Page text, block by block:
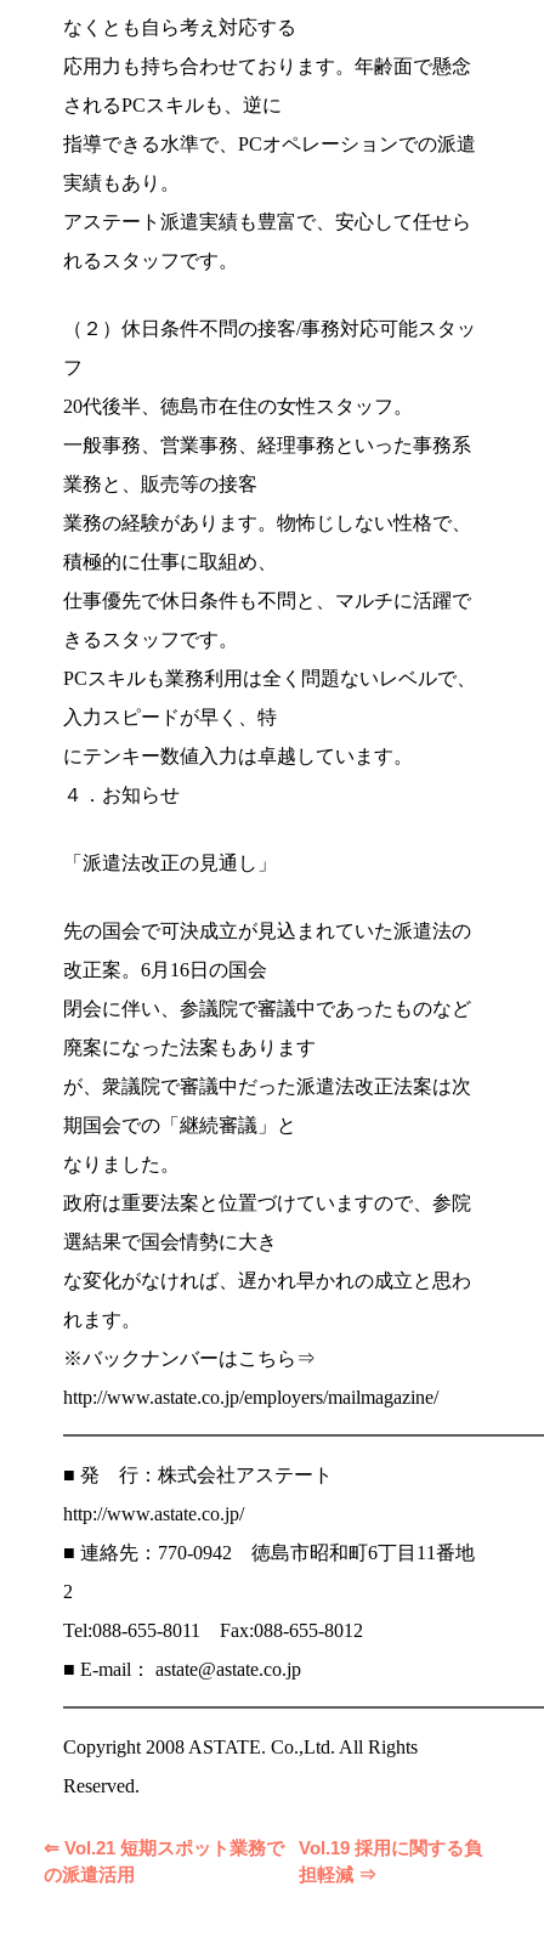
なくとも自ら考え対応する
応用力も持ち合わせております。年齢面で懸念
されるPCスキルも、逆に
指導できる水準で、PCオペレーションでの派遣
実績もあり。
アステート派遣実績も豊富で、安心して任せら
れるスタッフです。
（２）休日条件不問の接客/事務対応可能スタッ
フ
20代後半、徳島市在住の女性スタッフ。
一般事務、営業事務、経理事務といった事務系
業務と、販売等の接客
業務の経験があります。物怖じしない性格で、
積極的に仕事に取組め、
仕事優先で休日条件も不問と、マルチに活躍で
きるスタッフです。
PCスキルも業務利用は全く問題ないレベルで、
入力スピードが早く、特
にテンキー数値入力は卓越しています。
４．お知らせ
「派遣法改正の見通し」
先の国会で可決成立が見込まれていた派遣法の
改正案。6月16日の国会
閉会に伴い、参議院で審議中であったものなど
廃案になった法案もあります
が、衆議院で審議中だった派遣法改正法案は次
期国会での「継続審議」と
なりました。
政府は重要法案と位置づけていますので、参院
選結果で国会情勢に大き
な変化がなければ、遅かれ早かれの成立と思わ
れます。
※バックナンバーはこちら⇒
http://www.astate.co.jp/employers/mailmagazine/
■ 発 行：株式会社アステート
http://www.astate.co.jp/
■ 連絡先：770-0942 徳島市昭和町6丁目11番地
2
Tel:088-655-8011 Fax:088-655-8012
■ E-mail： astate@astate.co.jp
Copyright 2008 ASTATE. Co.,Ltd. All Rights
Reserved.
⇐ Vol.21 短期スポット業務で
の派遣活用
Vol.19 採用に関する負
担軽減 ⇒